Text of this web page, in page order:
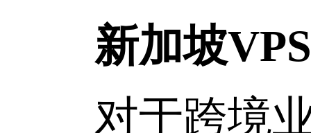
新加坡VPS
对于跨境业